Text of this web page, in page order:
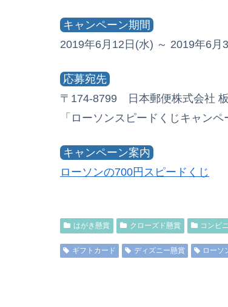
キャンペーン期間
2019年6月12日(水) ～ 2019年6月
応募宛先
〒174-8799 日本郵便株式会社
「ローソンスピードくじキャンペ
キャンペーン案内
ローソンの700円スピードくじ
はがき懸賞 クローズド懸賞 コンビ
ギフトカード ディズニー懸賞 ローソ